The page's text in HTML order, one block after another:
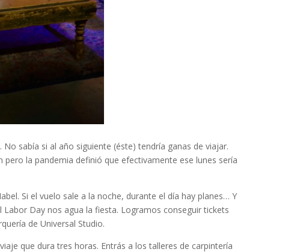
sabía si al año siguiente (éste) tendría ganas de viajar.
la pandemia definió que efectivamente ese lunes sería
Si el vuelo sale a la noche, durante el día hay planes… Y
Day nos agua la fiesta. Logramos conseguir tickets
de Universal Studio.
que dura tres horas. Entrás a los talleres de carpintería